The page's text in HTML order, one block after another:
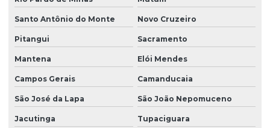
Santo Antônio do Monte Novo Cruzeiro
Pitangui Sacramento
Mantena Elói Mendes
Campos Gerais Camanducaia
São José da Lapa São João Nepomuceno
Jacutinga Tupaciguara